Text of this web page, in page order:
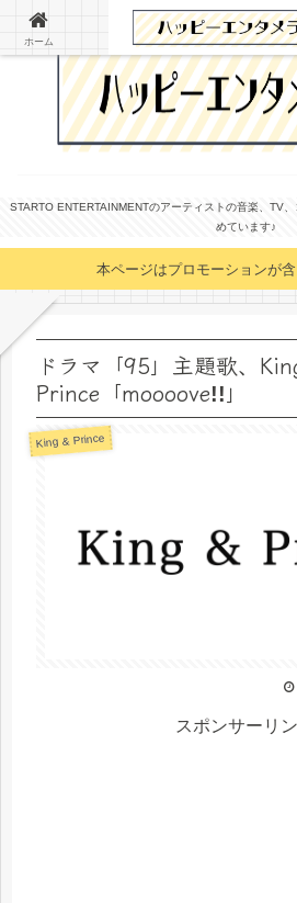
STARTO ENTERTAINMENTのアーティストの音楽、TV
めています♪
本ページはプロモーションが含
ドラマ「95」主題歌、
Prince「mooooveǃǃ」
King & Prince
スポンサーリ
ホーム